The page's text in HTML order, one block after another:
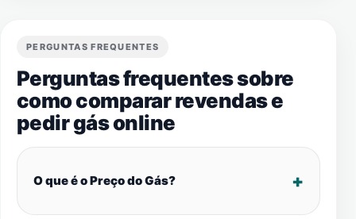
PERGUNTAS FREQUENTES
Perguntas frequentes sobre
como comparar revendas e
pedir gás online
O que é o Preço do Gás?